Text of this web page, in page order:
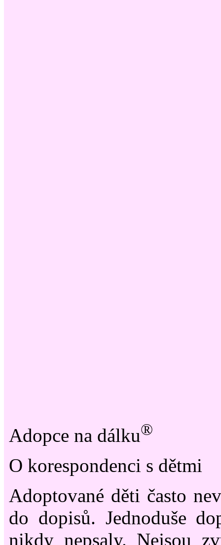
Adopce na dálku®
O korespondenci s dětmi
Adoptované děti často
do dopisů. Jednoduše
nikdy nepsaly. Nejsou